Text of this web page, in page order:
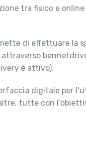
tra fisico e
di effettuare la
attraverso
è attivo).
digitale per
tutte con